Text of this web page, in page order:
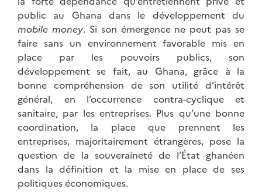
public au Ghana dans le développement du
mobile money. Si son émergence ne peut pas se
faire sans un environnement favorable mis en
place par les pouvoirs publics, son
développement se fait, au Ghana, grâce à la
bonne compréhension de son utilité d’intérêt
général, en l’occurrence contra-cyclique et
sanitaire, par les entreprises. Plus qu’une bonne
coordination, la place que prennent les
entreprises, majoritairement étrangères, pose la
question de la souveraineté de l’État ghanéen
dans la définition et la mise en place de ses
politiques économiques.